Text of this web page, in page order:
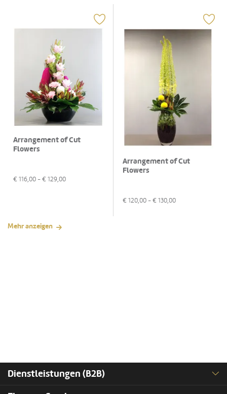
Arrangement of Cut
Flowers
€ 116,00 - € 129,00
Arrangement of Cut
Flowers
€ 120,00 - € 130,00
Mehr anzeigen
Dienstleistungen (B2B)